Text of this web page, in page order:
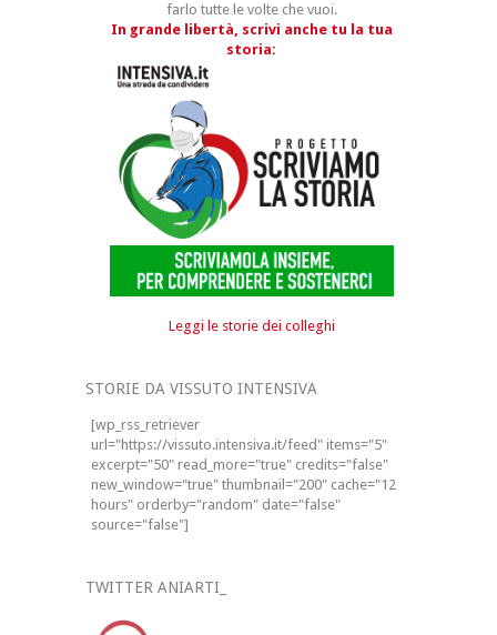
farlo tutte le volte che vuoi.
In grande libertà, scrivi anche tu la tua
storia:
Leggi le storie dei colleghi
STORIE DA VISSUTO INTENSIVA
[wp_rss_retriever
url="https://vissuto.intensiva.it/feed" items="5"
excerpt="50" read_more="true" credits="false"
new_window="true" thumbnail="200" cache="12
hours" orderby="random" date="false"
source="false"]
TWITTER ANIARTI_